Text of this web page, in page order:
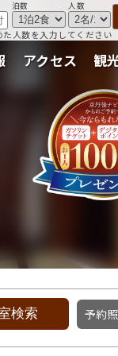
泊数 人数
た人数を入力してください
アクセス 観
予約